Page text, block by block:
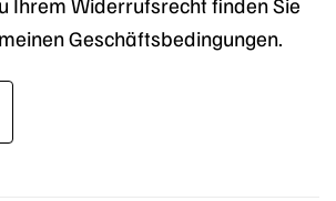
Geschäftsbedingungen.